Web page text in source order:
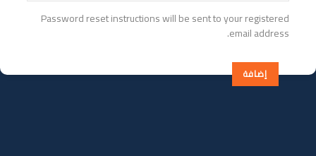
Password reset instructions will be sent to your registered
email address.